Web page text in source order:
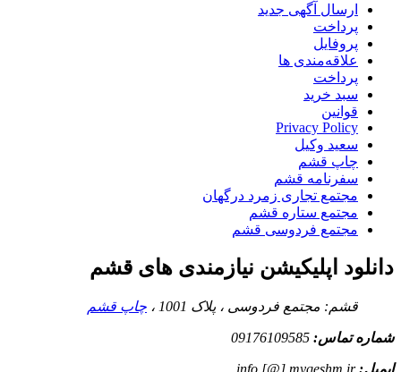
ارسال آگهی جدید
پرداخت
پروفایل
علاقه‌مندی ها
پرداخت
سبد خرید
قوانین
Privacy Policy
سعید وکیل
چاپ قشم
سفرنامه قشم
مجتمع تجاری زمرد درگهان
مجتمع ستاره قشم
مجتمع فردوسی قشم
دانلود اپلیکیشن نیازمندی های قشم
قشم: مجتمع فردوسی ، پلاک 1001 ، چاپ قشم
شماره تماس: 09176109585